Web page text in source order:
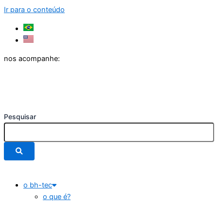
Ir para o conteúdo
nos acompanhe:
Pesquisar
o bh-tec
o que é?